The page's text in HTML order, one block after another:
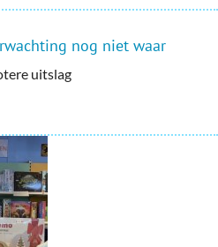
nog niet waar
uitslag